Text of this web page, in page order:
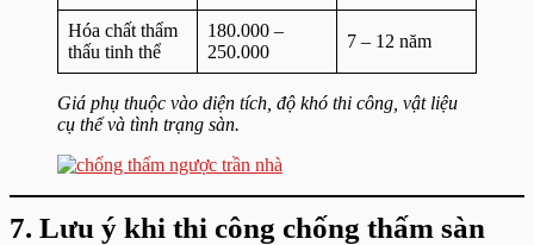
Hóa chất thẩm
thấu tinh thể
180.000 –
250.000
7 – 12 năm
Giá phụ thuộc vào diện tích, độ khó thi công, vật liệu
cụ thể và tình trạng sàn.
7. Lưu ý khi thi công chống thấm sàn